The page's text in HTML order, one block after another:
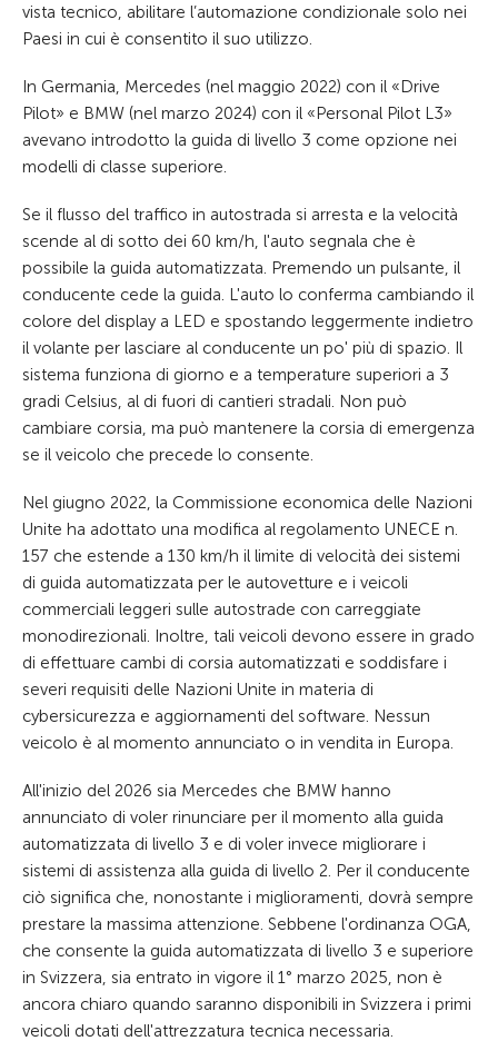
vista tecnico, abilitare l’automazione condizionale solo nei
Paesi in cui è consentito il suo utilizzo.
In Germania, Mercedes (nel maggio 2022) con il «Drive
Pilot» e BMW (nel marzo 2024) con il «Personal Pilot L3»
avevano introdotto la guida di livello 3 come opzione nei
modelli di classe superiore.
Se il flusso del traffico in autostrada si arresta e la velocità
scende al di sotto dei 60 km/h, l'auto segnala che è
possibile la guida automatizzata. Premendo un pulsante, il
conducente cede la guida. L'auto lo conferma cambiando il
colore del display a LED e spostando leggermente indietro
il volante per lasciare al conducente un po' più di spazio. Il
sistema funziona di giorno e a temperature superiori a 3
gradi Celsius, al di fuori di cantieri stradali. Non può
cambiare corsia, ma può mantenere la corsia di emergenza
se il veicolo che precede lo consente.
Nel giugno 2022, la Commissione economica delle Nazioni
Unite ha adottato una modifica al regolamento UNECE n.
157 che estende a 130 km/h il limite di velocità dei sistemi
di guida automatizzata per le autovetture e i veicoli
commerciali leggeri sulle autostrade con carreggiate
monodirezionali. Inoltre, tali veicoli devono essere in grado
di effettuare cambi di corsia automatizzati e soddisfare i
severi requisiti delle Nazioni Unite in materia di
cybersicurezza e aggiornamenti del software. Nessun
veicolo è al momento annunciato o in vendita in Europa.
All'inizio del 2026 sia Mercedes che BMW hanno
annunciato di voler rinunciare per il momento alla guida
automatizzata di livello 3 e di voler invece migliorare i
sistemi di assistenza alla guida di livello 2. Per il conducente
ciò significa che, nonostante i miglioramenti, dovrà sempre
prestare la massima attenzione. Sebbene l'ordinanza OGA,
che consente la guida automatizzata di livello 3 e superiore
in Svizzera, sia entrato in vigore il 1° marzo 2025, non è
ancora chiaro quando saranno disponibili in Svizzera i primi
veicoli dotati dell'attrezzatura tecnica necessaria.